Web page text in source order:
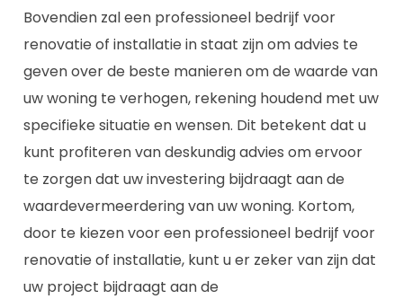
Bovendien zal een professioneel bedrijf voor
renovatie of installatie in staat zijn om advies te
geven over de beste manieren om de waarde van
uw woning te verhogen, rekening houdend met uw
specifieke situatie en wensen. Dit betekent dat u
kunt profiteren van deskundig advies om ervoor
te zorgen dat uw investering bijdraagt aan de
waardevermeerdering van uw woning. Kortom,
door te kiezen voor een professioneel bedrijf voor
renovatie of installatie, kunt u er zeker van zijn dat
uw project bijdraagt aan de